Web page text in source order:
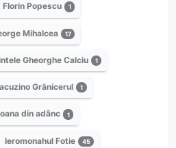
Florin Popescu 1
Mihalcea 17
Gheorghe Calciu 1
Grănicerul 1
din adânc 1
Ieromonahul Fotie 45